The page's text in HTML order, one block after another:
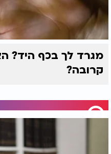
ושל ניצחון הנצח היהודי.
כשנעמוד כולנו בשמחת
התורה ונאמר בלב אחד:
כי השנה, יותר מתמיד,
"וַתְּהִי שִׂמְחָה גְּדוֹלָה מְאֹד".
מגרד לך בכף היד?
קרובה?